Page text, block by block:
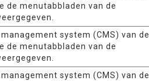
de menutabbladen van de
system (CMS) van de
de menutabbladen van de
system (CMS) van de